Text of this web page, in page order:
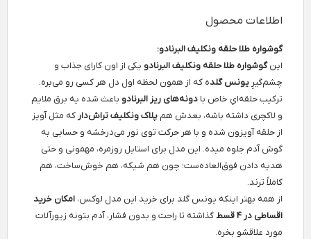
اطلاعات محصول
گوشواره طلا حلقه ونکلیف البرنادو:
اینگوشواره طلا حلقه ونکلیف البرنادو یکی از اون کارای جذاب و
چشم‌گیرِ یونس گلده که از همون لحظه اول دل هر کسی رو می‌بره.
ترکیب حلقه‌ایِ خاص با دونه‌های ریز البرنادو باعث شده یه برق ملایم
و لاکچری داشته باشه، بعدش هم پلاک ونکلیف تراش‌دار که مثل آویز
از حلقه آویزون شده و با هر حرکت توی نور می‌درخشه و حسابی به
گوش آدم جلوه میده. این مدل برای استایل روزمره، مهمونی و حتی
هدیه دادن فوق‌العاده‌ست؛ چون هم شیکه، هم خوش‌ساخت، هم
کاملاً ترند.
از همه بهتر اینکه یونس گلد برای خرید این مدل لوکس، امکان خرید
اقساطی در ۴ قسط
گذاشته تا راحت و بدون فشار، آدم بتونه زیورآلات
مورد علاقشو بخره.